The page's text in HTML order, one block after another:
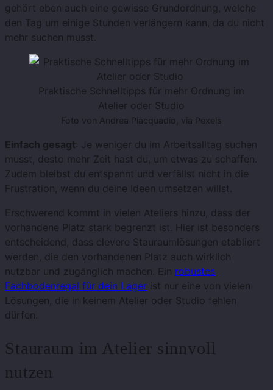
gehört eben auch eine gewisse Grundordnung, welche
den Tag um einige Stunden verlängern kann, da du nicht
mehr suchen musst.
Praktische Schnelltipps für mehr Ordnung im
Atelier oder Studio
Foto von Andrea Piacquadio, via Pexels
Einfach gesagt: Je weniger du im Arbeitsalltag suchen
musst, desto mehr Zeit hast du, um etwas zu schaffen.
Zudem bleibst du entspannt und verfällst nicht in die
Frustration, wenn du deine Ideen umsetzen willst.
Erschwerend kommt in vielen Ateliers hinzu, dass der
vorhandene Platz stark begrenzt ist. Hier ist besonders
entscheidend, dass clevere Stauraumlösungen etabliert
werden, die den vorhandenen Platz auch wirklich
nutzbar und zugänglich machen. Ein robustes
Fachbodenregal für dein Lager ist nur eine von vielen
Lösungen, die in keinem Atelier oder Studio fehlen
dürfen.
Stauraum im Atelier sinnvoll
nutzen